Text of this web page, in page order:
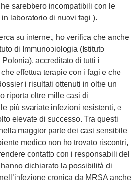
sarebbero incompatibili con le
laboratorio di nuovi fagi ).
su internet, ho verifica che anche
di Immunobiologia (Istituto
accreditato di tutti i
effettua terapie con i fagi e che
i risultati ottenuti in oltre un
riporta oltre mille casi di
più svariate infezioni resistenti, e
elevate di successo. Tra questi
maggior parte dei casi sensibile
medico non ho trovato riscontri,
contatto con i responsabili del
dichiarato la possibilità di
cronica da MRSA anche